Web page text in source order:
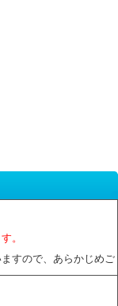
。
すので、あらかじめご